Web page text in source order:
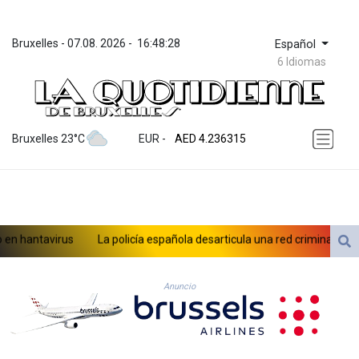
Bruxelles - 07.08. 2026 - 16:48:28 Español
6 Idiomas
Bruxelles 23°C EUR -
ZWL 371.433908
AED 4.236315
AFN 75.553019
ARS 1729.981574
AUD 1.638434
AZN 1.950687
BAM 1.956959
BBD 2.323075
BDT 142.778861
hantavirus La policía española desarticula una red criminal
Anuncio